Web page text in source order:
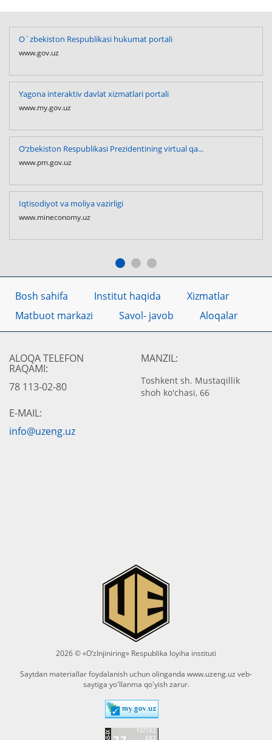
O`zbekiston Respublikasi hukumat portali
www.gov.uz
Yagona interaktiv davlat xizmatlari portali
www.my.gov.uz
O‘zbekiston Respublikasi Prezidentining virtual qa...
www.pm.gov.uz
Iqtisodiyot va moliya vazirligi
www.mineconomy.uz
Bosh sahifa Institut haqida
Xizmatlar
Matbuot markazi
Savol- javob Aloqalar
ALOQA TELEFON
RAQAMI:
78 113-02-80
MANZIL:
Toshkent sh. Mustaqillik
shoh ko'chasi, 66
E-MAIL:
info@uzeng.uz
2026 © «O‘zInjiniring» Respublika loyiha instituti
Saytdan materiallar foydalanish uchun olinganda www.uzeng.uz veb-
saytiga yo'llanma qo'yish zarur.